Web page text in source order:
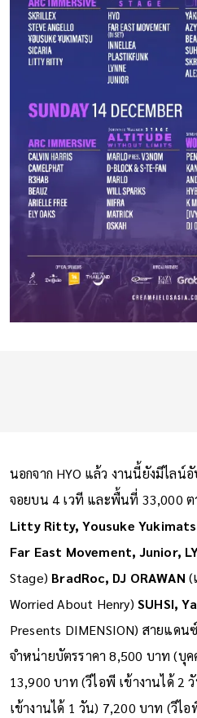
นอกจาก HYO แล้ว งานนี้ยังมีไลน์
จอยบน 4 เวที และพื้นที่ 33,000 ต
Litty Ritty, Yousuke
Far East Movement, Junior,
Stage) BradRoc, DJ ORAWAN (
Worried About Henry)SUHSI,
Presents DIMENSION) สายแดน
จำหน่ายบัตรราคา 8,500 บาท (บุค
13,900 บาท (วีไอพี เข้างานได้ 2
เข้างานได้ 1 วัน) 7,200 บาท (วีไ